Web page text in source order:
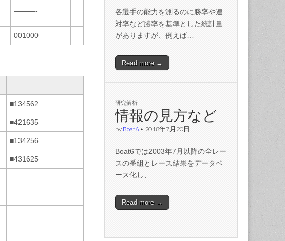
———-
001000
■134562
■421635
■134256
■431625
各選手の能力を測るのに勝率や連
対率など勝率を基準とした統計量
がありますが、例えば…
Read more →
研究解析
情報の見方など
by Boat6 • 2018年7月20日
Boat6では2003年7月以降の全レー
スの番組とレース結果をデータベ
ース化し、…
Read more →